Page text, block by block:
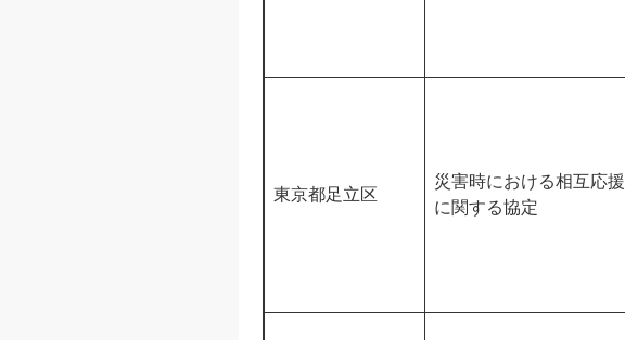
東京都足立区
災害時における相互応援
に関する協定